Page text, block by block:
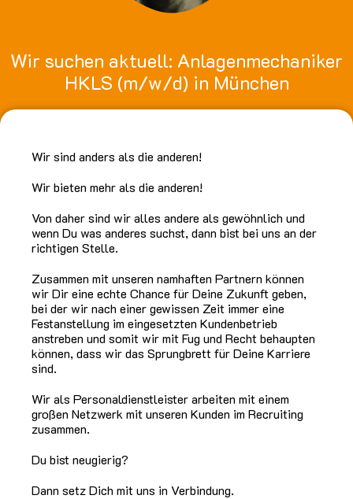
Wir suchen aktuell: Anlagenmechaniker
HKLS (m/w/d) in München
Wir sind anders als die anderen!
Wir bieten mehr als die anderen!
Von daher sind wir alles andere als gewöhnlich und
wenn Du was anderes suchst, dann bist bei uns an der
richtigen Stelle.
Zusammen mit unseren namhaften Partnern können
wir Dir eine echte Chance für Deine Zukunft geben,
bei der wir nach einer gewissen Zeit immer eine
Festanstellung im eingesetzten Kundenbetrieb
anstreben und somit wir mit Fug und Recht behaupten
können, dass wir das Sprungbrett für Deine Karriere
sind.
Wir als Personaldienstleister arbeiten mit einem
großen Netzwerk mit unseren Kunden im Recruiting
zusammen.
Du bist neugierig?
Dann setz Dich mit uns in Verbindung.